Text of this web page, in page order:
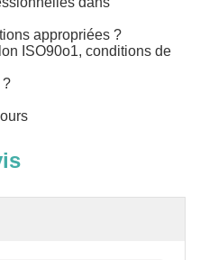
appropriées ?
ISO90o1, conditions de
?